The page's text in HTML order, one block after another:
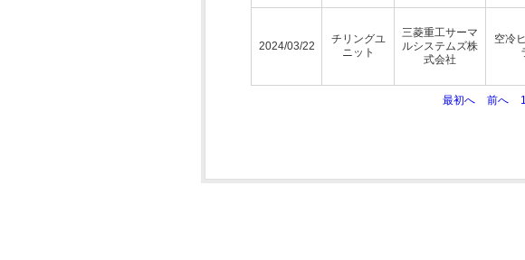
2024/03/22
チリングユ
ニット
三菱重工サーマ
ルシステムズ株
式会社
空冷
最初へ 前へ 1